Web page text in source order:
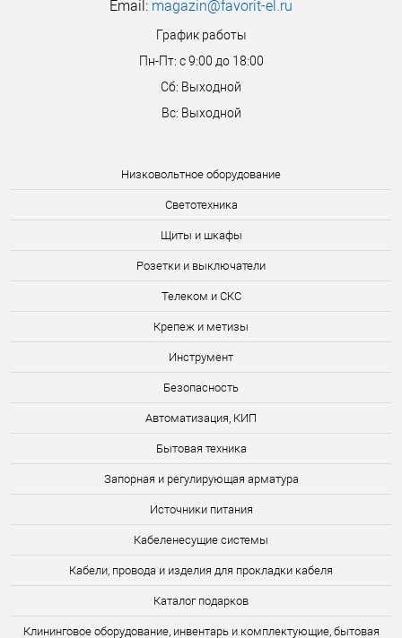
Низковольтное оборудование
Светотехника
Щиты и шкафы
Розетки и выключатели
Телеком и СКС
Крепеж и метизы
Инструмент
Безопасность
Автоматизация, КИП
Бытовая техника
Запорная и регулирующая арматура
Источники питания
Кабеленесущие системы
Кабели, провода и изделия для прокладки кабеля
Каталог подарков
Клининговое оборудование, инвентарь и комплектующие, бытовая
Email: magazin@favorit-el.ru
График работы
Пн-Пт: с 9:00 до 18:00
Сб: Выходной
Вс: Выходной